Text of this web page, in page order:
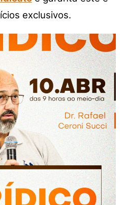
exclusivos.